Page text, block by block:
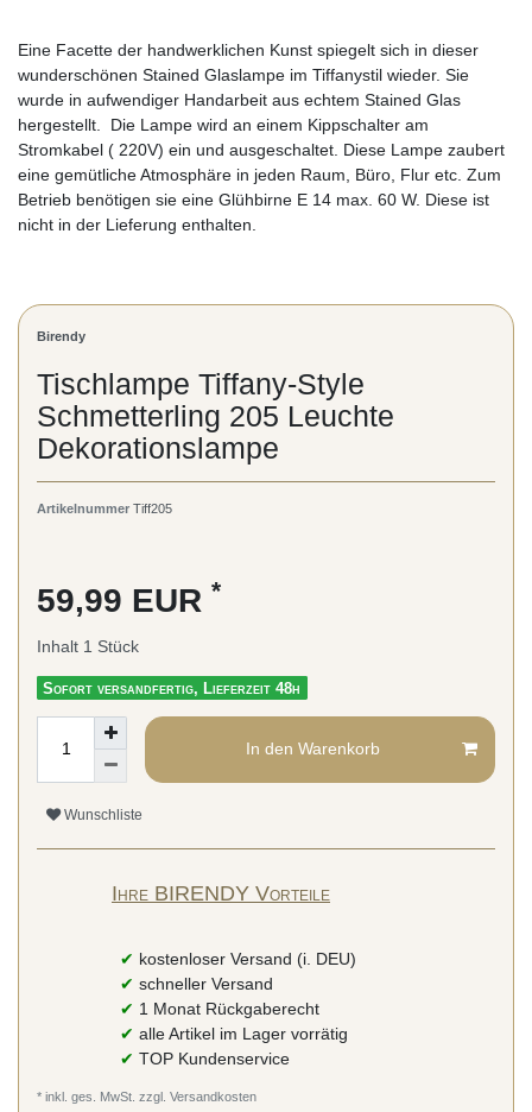
Eine Facette der handwerklichen Kunst spiegelt sich in dieser
wunderschönen Stained Glaslampe im Tiffanystil wieder. Sie
wurde in aufwendiger Handarbeit aus echtem Stained Glas
hergestellt. Die Lampe wird an einem Kippschalter am
Stromkabel ( 220V) ein und ausgeschaltet. Diese Lampe zaubert
eine gemütliche Atmosphäre in jeden Raum, Büro, Flur etc. Zum
Betrieb benötigen sie eine Glühbirne E 14 max. 60 W. Diese ist
nicht in der Lieferung enthalten.
Birendy
Tischlampe Tiffany-Style
Schmetterling 205 Leuchte
Dekorationslampe
Artikelnummer Tiff205
59,99 EUR *
Inhalt 1 Stück
Sofort versandfertig, Lieferzeit 48h
In den Warenkorb
Wunschliste
Ihre BIRENDY Vorteile
✔ kostenloser Versand (i. DEU)
✔ schneller Versand
✔ 1 Monat Rückgaberecht
✔ alle Artikel im Lager vorrätig
✔ TOP Kundenservice
* inkl. ges. MwSt. zzgl. Versandkosten